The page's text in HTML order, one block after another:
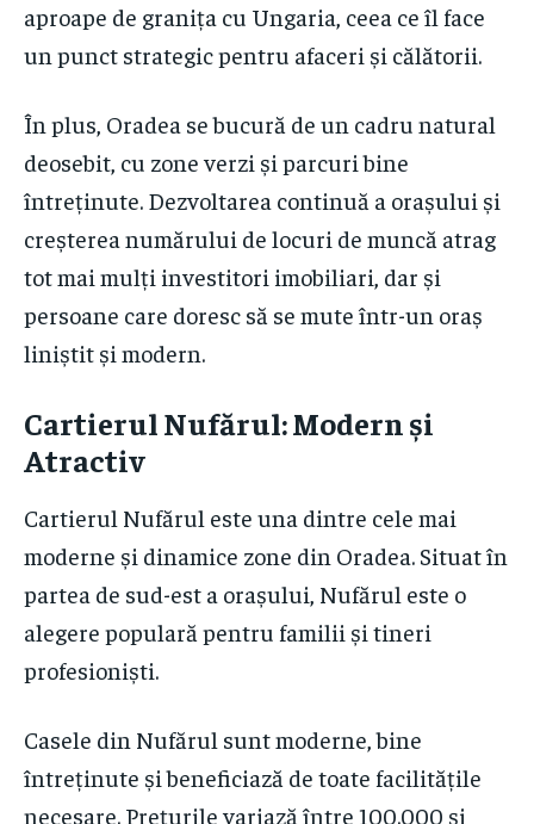
aproape de granița cu Ungaria, ceea ce îl face
un punct strategic pentru afaceri și călătorii.
În plus, Oradea se bucură de un cadru natural
deosebit, cu zone verzi și parcuri bine
întreținute. Dezvoltarea continuă a orașului și
creșterea numărului de locuri de muncă atrag
tot mai mulți investitori imobiliari, dar și
persoane care doresc să se mute într-un oraș
liniștit și modern.
Cartierul Nufărul: Modern și
Atractiv
Cartierul Nufărul este una dintre cele mai
moderne și dinamice zone din Oradea. Situat în
partea de sud-est a orașului, Nufărul este o
alegere populară pentru familii și tineri
profesioniști.
Casele din Nufărul sunt moderne, bine
întreținute și beneficiază de toate facilitățile
necesare. Prețurile variază între 100.000 și